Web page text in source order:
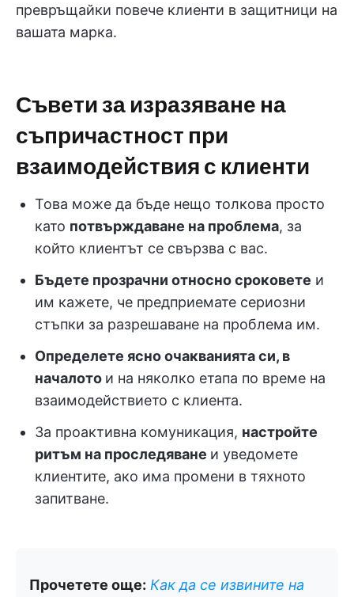
превръщайки повече клиенти в защитници на
вашата марка.
Съвети за изразяване на
съпричастност при
взаимодействия с клиенти
Това може да бъде нещо толкова просто
като потвърждаване на проблема, за
който клиентът се свързва с вас.
Бъдете прозрачни относно сроковете и
им кажете, че предприемате сериозни
стъпки за разрешаване на проблема им.
Определете ясно очакванията си, в
началото и на няколко етапа по време на
взаимодействието с клиента.
За проактивна комуникация, настройте
ритъм на проследяване и уведомете
клиентите, ако има промени в тяхното
запитване.
Прочетете още: Как да се извините на